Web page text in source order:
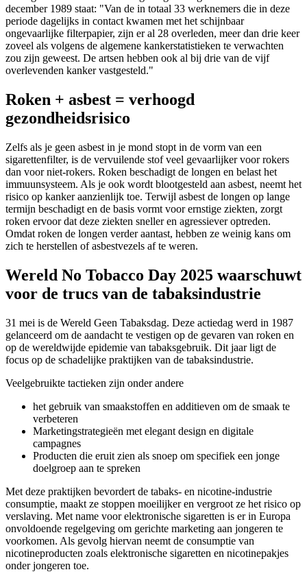
december 1989 staat: "Van de in totaal 33 werknemers die in deze
periode dagelijks in contact kwamen met het schijnbaar
ongevaarlijke filterpapier, zijn er al 28 overleden, meer dan drie keer
zoveel als volgens de algemene kankerstatistieken te verwachten
zou zijn geweest. De artsen hebben ook al bij drie van de vijf
overlevenden kanker vastgesteld."
Roken + asbest = verhoogd
gezondheidsrisico
Zelfs als je geen asbest in je mond stopt in de vorm van een
sigarettenfilter, is de vervuilende stof veel gevaarlijker voor rokers
dan voor niet-rokers. Roken beschadigt de longen en belast het
immuunsysteem. Als je ook wordt blootgesteld aan asbest, neemt het
risico op kanker aanzienlijk toe. Terwijl asbest de longen op lange
termijn beschadigt en de basis vormt voor ernstige ziekten, zorgt
roken ervoor dat deze ziekten sneller en agressiever optreden.
Omdat roken de longen verder aantast, hebben ze weinig kans om
zich te herstellen of asbestvezels af te weren.
Wereld No Tobacco Day 2025 waarschuwt
voor de trucs van de tabaksindustrie
31 mei is de Wereld Geen Tabaksdag. Deze actiedag werd in 1987
gelanceerd om de aandacht te vestigen op de gevaren van roken en
op de wereldwijde epidemie van tabaksgebruik. Dit jaar ligt de
focus op de schadelijke praktijken van de tabaksindustrie.
Veelgebruikte tactieken zijn onder andere
het gebruik van smaakstoffen en additieven om de smaak te
verbeteren
Marketingstrategieën met elegant design en digitale
campagnes
Producten die eruit zien als snoep om specifiek een jonge
doelgroep aan te spreken
Met deze praktijken bevordert de tabaks- en nicotine-industrie
consumptie, maakt ze stoppen moeilijker en vergroot ze het risico op
verslaving. Met name voor elektronische sigaretten is er in Europa
onvoldoende regelgeving om gerichte marketing aan jongeren te
voorkomen. Als gevolg hiervan neemt de consumptie van
nicotineproducten zoals elektronische sigaretten en nicotinepakjes
onder jongeren toe.